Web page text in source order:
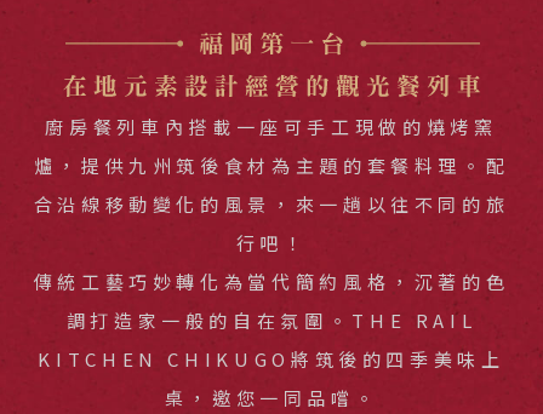
廚房餐列車內搭載一座可手工現做的燒烤窯
爐，提供九州筑後食材為主題的套餐料理。配
合沿線移動變化的風景，來一趟以往不同的旅
行吧！
傳統工藝巧妙轉化為當代簡約風格，沉著的色
調打造家一般的自在氛圍。THE RAIL
KITCHEN CHIKUGO將筑後的四季美味上
桌，邀您一同品嚐。